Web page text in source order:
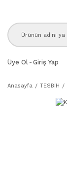
Üye Ol - Giriş Yap
Anasayfa TESBİH